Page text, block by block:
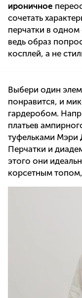
ироничное
сочетать
перчатки в одном
ведь образ
косплей, а не
Выбери один
понравится, и
гардеробом.
платьев
туфельками
Перчатки и
этого они
корсетным